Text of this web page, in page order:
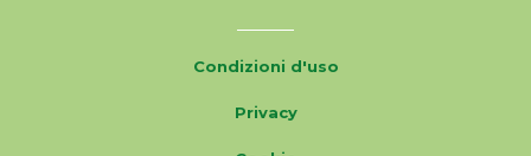
Condizioni d'uso
Privacy